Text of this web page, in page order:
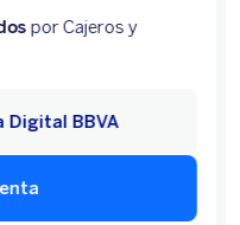
por Cajeros y
Digital BBVA